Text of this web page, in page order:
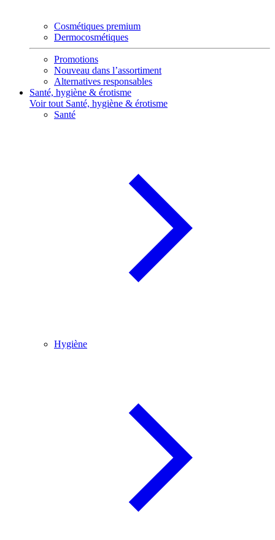
Cosmétiques premium
Dermocosmétiques
Promotions
Nouveau dans l’assortiment
Alternatives responsables
Santé, hygiène & érotisme
Voir tout Santé, hygiène & érotisme
Santé
Hygiène